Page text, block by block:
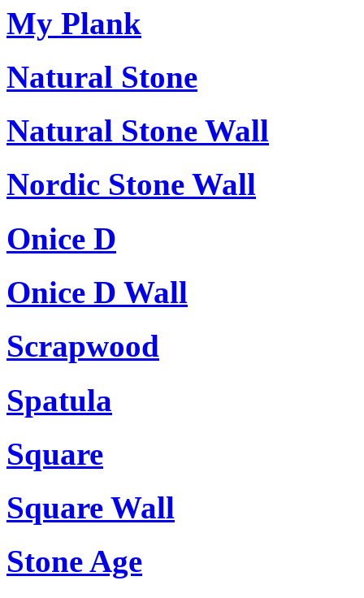
My Plank
Natural Stone
Natural Stone Wall
Nordic Stone Wall
Onice D
Onice D Wall
Scrapwood
Spatula
Square
Square Wall
Stone Age